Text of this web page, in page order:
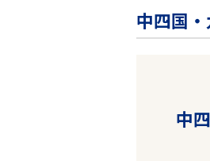
中四国
中